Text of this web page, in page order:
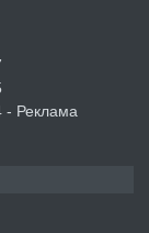
- Реклама